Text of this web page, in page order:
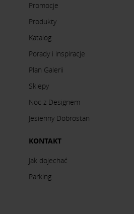
Promocje
Produkty
Katalog
Porady i inspiracje
Plan Galerii
Sklepy
Noc z Designem
Jesienny Dobrostan
KONTAKT
Jak dojechać
Parking